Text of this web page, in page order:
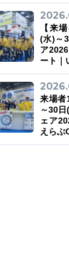
【来
(水)～
ア
ート｜
来場者
～30
ェア
えらぶ